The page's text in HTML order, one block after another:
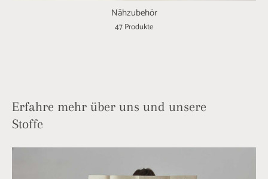
Nähzubehör
47 Produkte
Erfahre mehr über uns und unsere
Stoffe